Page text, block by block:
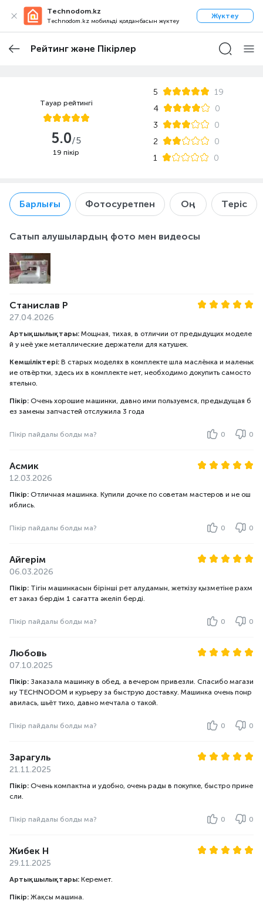
Technodom.kz
Technodom.kz мобильді қолданбасын жүктеу
Жүктеу
Рейтинг және Пікірлер
Барлығы Фотосуретпен Оң Теріс
Сатып алушылардың фото мен видеосы
Станислав Р
27.04.2026
Артықшылықтары: Мощная, тихая, в отличии от предыдущих моделе
й у неё уже металлические держатели для катушек.
Кемшіліктері: В старых моделях в комплекте шла маслёнка и маленьк
ие отвёртки, здесь их в комплекте нет, необходимо докупить самосто
ятельно.
Пікір: Очень хорошие машинки, давно ими пользуемся, предыдущая б
ез замены запчастей отслужила 3 года
Пікір пайдалы болды ма? 0 0
Асмик
12.03.2026
Пікір: Отличная машинка. Купили дочке по советам мастеров и не ош
иблись.
Пікір пайдалы болды ма? 0 0
Айгерім
06.03.2026
Пікір: Тігін машинкасын бірінші рет алудамын, жеткізу қызметіне рахм
ет заказ бердім 1 сағатта әкеліп берді.
Пікір пайдалы болды ма? 0 0
Любовь
07.10.2025
Пікір: Заказала машинку в обед, а вечером привезли. Спасибо магази
ну TECHNODOM и курьеру за быструю доставку. Машинка очень понр
авилась, шьёт тихо, давно мечтала о такой.
Пікір пайдалы болды ма? 0 0
Зарагуль
21.11.2025
Пікір: Очень компактна и удобно, очень рады в покупке, быстро прине
сли.
Пікір пайдалы болды ма? 0 0
Жибек Н
29.11.2025
Артықшылықтары: Керемет.
Пікір: Жақсы машина.
Тауар рейтингі
5.0/5
19 пікір
5
19
4
0
3
0
2
0
1
0